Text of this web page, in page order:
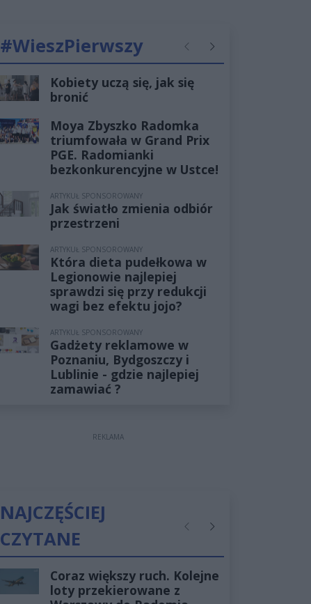
#WieszPierwszy PoprzednieNastępne
Kobiety uczą się, jak się
bronić
Moya Zbyszko Radomka
triumfowała w Grand Prix
PGE. Radomianki
bezkonkurencyjne w Ustce!
ARTYKUŁ SPONSOROWANY
Jak światło zmienia odbiór
przestrzeni
ARTYKUŁ SPONSOROWANY
Która dieta pudełkowa w
Legionowie najlepiej
sprawdzi się przy redukcji
wagi bez efektu jojo?
ARTYKUŁ SPONSOROWANY
Gadżety reklamowe w
Poznaniu, Bydgoszczy i
Lublinie - gdzie najlepiej
zamawiać ?
REKLAMA
NAJCZĘŚCIEJ
CZYTANE
PoprzednieNastępne
Coraz większy ruch. Kolejne
loty przekierowane z